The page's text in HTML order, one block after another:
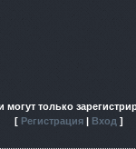
только
[ Регистрация Вход ]